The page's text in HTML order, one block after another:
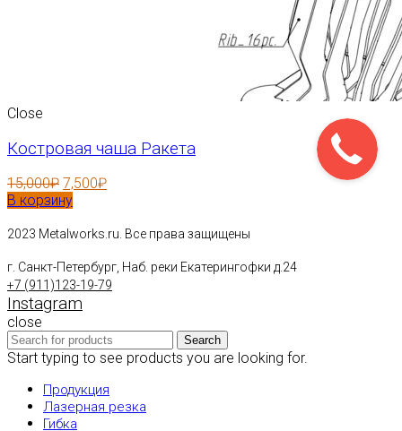
Close
Костровая чаша Ракета
15,000₽ 7,500₽
В корзину
2023 Metalworks.ru. Все права защищены
г. Санкт-Петербург, Наб. реки Екатерингофки д.24
+7 (911)123-19-79
Instagram
close
Search
Start typing to see products you are looking for.
Продукция
Лазерная резка
Гибка